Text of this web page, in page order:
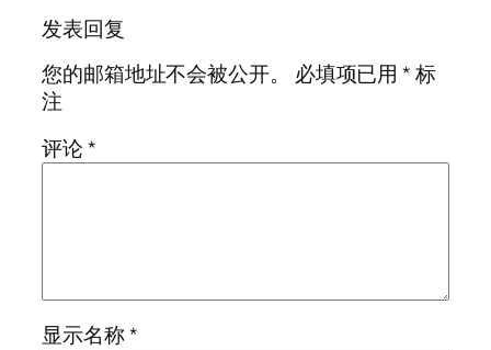
发表回复
您的邮箱地址不会被公开。
必填项已用*标
注
评论*
显示名称*